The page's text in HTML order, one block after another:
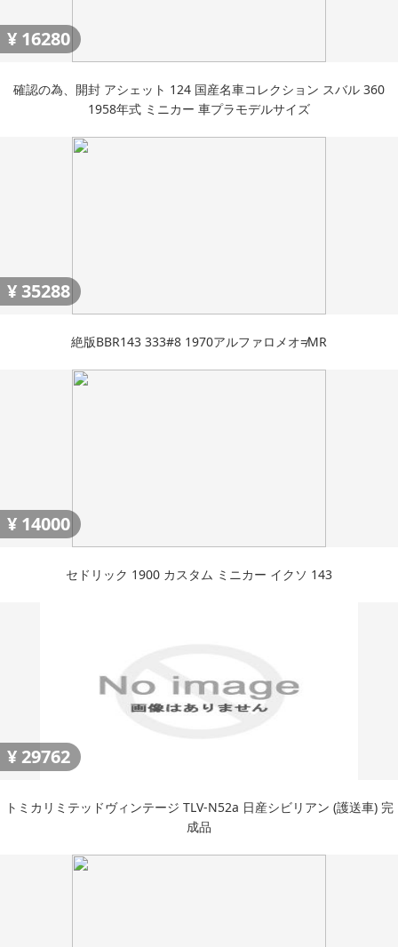
¥ 16280
確認の為、開封 アシェット 124 国産名車コレクション スバル 360
1958年式 ミニカー 車プラモデルサイズ
¥35288
絶版BBR143 333#8 1970アルファロメオ≠MR
¥ 14000
セドリック 1900 カスタム ミニカー イクソ 143
¥ 29762
トミカリミテッドヴィンテージ TLV-N52a 日産シビリアン (護送車) 完
成品